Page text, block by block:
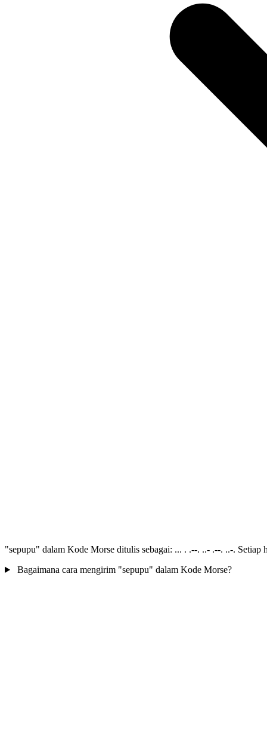
"sepupu" dalam Kode Morse ditulis sebagai: ... . .--. ..- .--. ..-.
Bagaimana cara mengirim "sepupu" dalam Kode Morse?